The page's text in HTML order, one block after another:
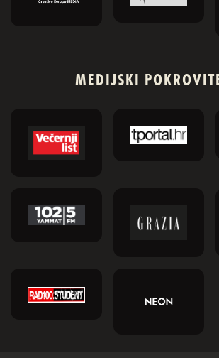
MEDIJSKI